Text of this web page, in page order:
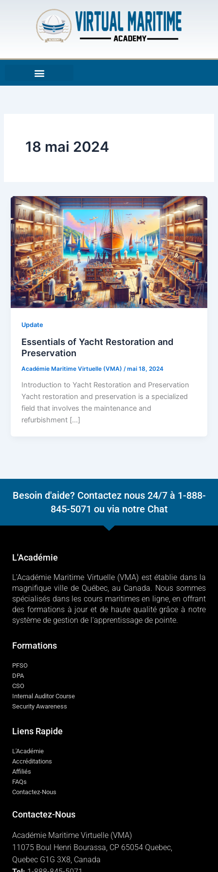
18 mai 2024
Update
Essentials of Yacht Restoration and
Preservation
Académie Maritime Virtuelle (VMA) /mai 18, 2024
Introduction to Yacht Restoration and Preservation
Yacht restoration and preservation is a specialized
field that involves the maintenance and
refurbishment […]
Besoin d'aide? Contactez nous 24/7 à 1-888-
845-5071 ou via notre Chat
L'Académie
L'Académie Maritime Virtuelle (VMA) est établie dans la
magnifique ville de Québec, au Canada. Nous sommes
spécialisés dans les cours maritimes en ligne, en offrant
des formations à jour et de haute qualité grâce à notre
système de gestion de l'apprentissage de pointe.
Formations
PFSO
DPA
CSO
Internal Auditor Course
Security Awareness
Liens Rapide
L'Académie
Accréditations
Affiliés
FAQs
Contactez-Nous
Contactez-Nous
Académie Maritime Virtuelle (VMA)
11075 Boul Henri Bourassa, CP 65054 Quebec,
Quebec G1G 3X8, Canada